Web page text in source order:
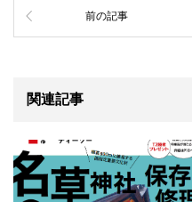
前の記事
関連記事